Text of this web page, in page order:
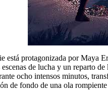
protagonizada por Maya
de lucha y un reparto
ocho intensos minutos,
de fondo de una ola